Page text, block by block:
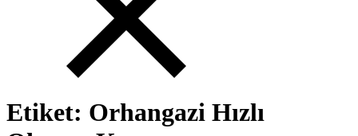
Etiket: Orhangazi Hızlı